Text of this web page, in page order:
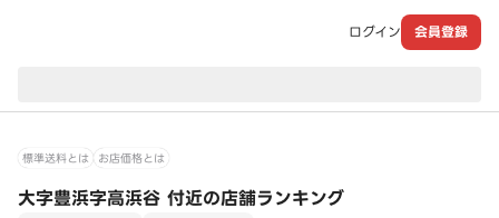
ログイン 会員登録
標準送料とは お店価格とは
大字豊浜字高浜谷 付近の店舗ランキング